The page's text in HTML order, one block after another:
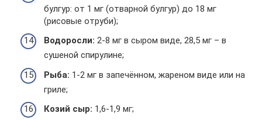
булгур: от 1 мг (отварной булгур) до 18 мг
(рисовые отруби);
Водоросли: 2-8 мг в сыром виде, 28,5 мг – в
сушеной спирулине;
Рыба: 1-2 мг в запечённом, жареном виде или на
гриле;
Козий сыр: 1,6-1,9 мг;